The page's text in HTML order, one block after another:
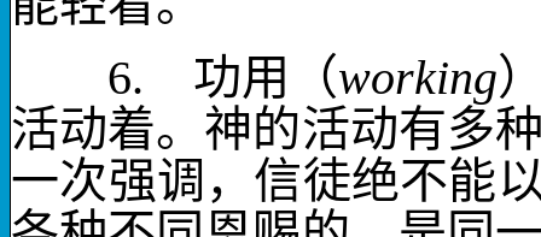
6.
功用 （working
活动着。神的活动有多
一次强调，信徒绝不能